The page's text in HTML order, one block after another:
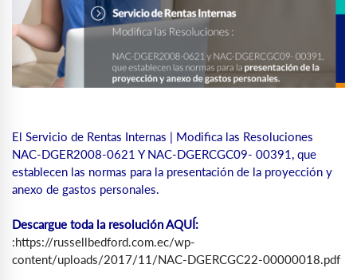
El Servicio de Rentas Internas | Modifica las Resoluciones
NAC-DGER2008-0621 Y NAC-DGERCGC09- 00391, que
establecen las normas para la presentación de la proyección y
anexo de gastos personales.
Descargue toda la resolución AQUÍ:
:https://russellbedford.com.ec/wp-
content/uploads/2017/11/NAC-DGERCGC22-00000018.pdf